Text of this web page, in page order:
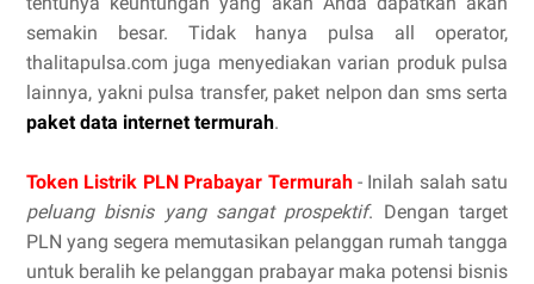
semakin besar. Tidak hanya pulsa all operator,
thalitapulsa.com juga menyediakan varian produk pulsa
lainnya, yakni pulsa transfer, paket nelpon dan sms serta
paket data internet termurah.
Token Listrik PLN Prabayar Termurah- Inilah salah satu
peluang bisnis yang sangat prospektif. Dengan target
PLN yang segera memutasikan pelanggan rumah tangga
untuk beralih ke pelanggan prabayar maka potensi bisnis